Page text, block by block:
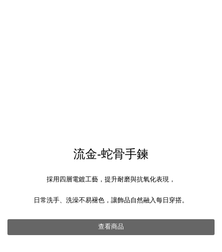
流金-蛇骨手鍊
採用四層電鍍工藝，提升耐磨與抗氧化表現，
日常洗手、洗澡不易褪色，讓飾品自然融入每日穿搭。
查看商品